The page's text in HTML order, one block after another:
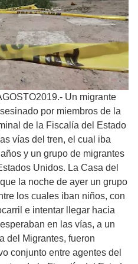
Un migrante
por miembros de la
de la Fiscalía del Estado
vías del tren, el cual iba
y un grupo de migrantes
Unidos. La Casa del
la noche de ayer un grupo
los cuales iban niños, con
e intentar llegar hacia
en las vías, a un
del Migrantes, fueron
conjunto entre agentes del